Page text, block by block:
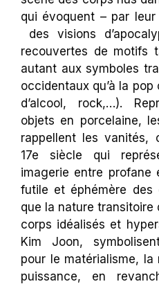
qui évoquent – par
des visions
recouvertes de motifs
autant aux symboles
occidentaux qu’à la
d’alcool, rock,…).
objets en porcelaine,
rappellent les vanités,
17e siècle qui
imagerie entre
futile et éphémère des
que la nature transitoire
corps idéalisés et
Kim Joon,
pour le matérialisme,
puissance, en